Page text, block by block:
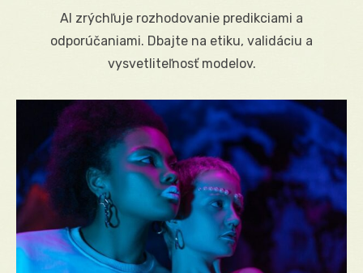
AI zrýchľuje rozhodovanie predikciami a
odporúčaniami. Dbajte na etiku, validáciu a
vysvetliteľnosť modelov.